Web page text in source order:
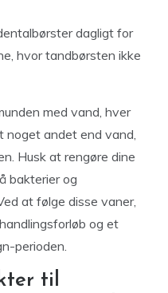
dagligt for
hvor tandbørsten ikke
med vand, hver
noget andet end vand,
Husk at rengøre dine
bakterier og
at følge disse vaner,
og et
perioden.
til